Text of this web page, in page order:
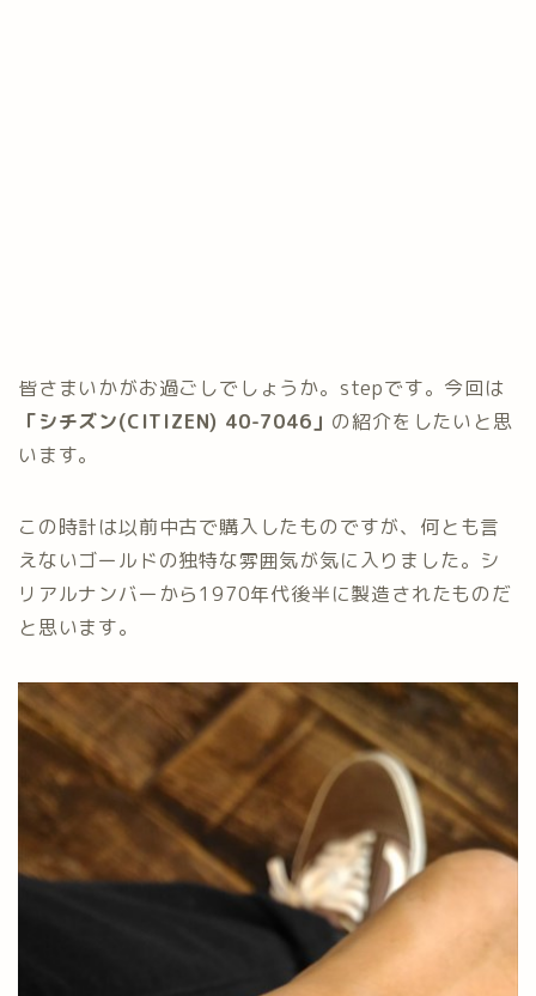
皆さまいかがお過ごしでしょうか。stepです。今回は
「シチズン(CITIZEN) 40-7046」 の紹介をしたいと思
います。
この時計は以前中古で購入したものですが、何とも言
えないゴールドの独特な雰囲気が気に入りました。シ
リアルナンバーから1970年代後半に製造されたものだ
と思います。